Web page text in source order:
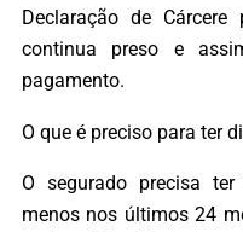
Declaração de
continua preso e
pagamento.
O que é preciso para ter
O segurado precisa
menos nos últimos 24